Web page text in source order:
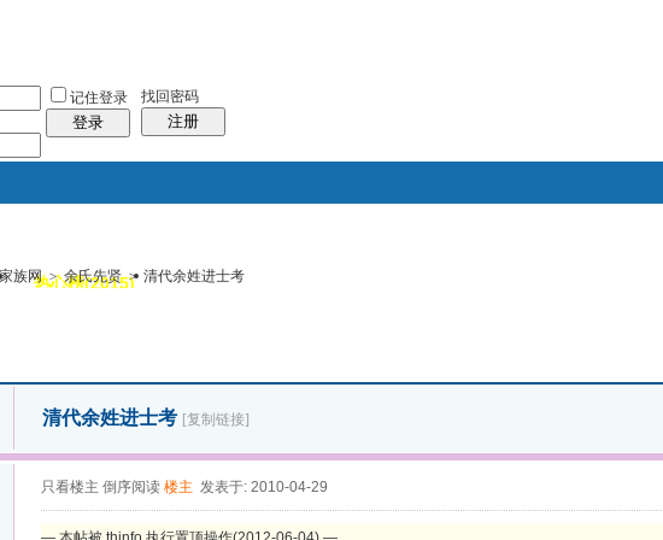
记住登录
登录
找回密码
注册
热心榜(2015) 风采堂
族网 > 余氏先贤 > 清代余姓进士考
清代余姓进士考 [复制链接]
只看楼主 倒序阅读 楼主 发表于: 2010-04-29